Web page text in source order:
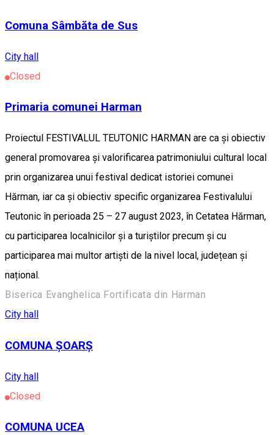
Comuna Sâmbăta de Sus
City hall
Closed
Primaria comunei Harman
Proiectul FESTIVALUL TEUTONIC HARMAN are ca și obiectiv
general promovarea și valorificarea patrimoniului cultural local
prin organizarea unui festival dedicat istoriei comunei
Hărman, iar ca și obiectiv specific organizarea Festivalului
Teutonic în perioada 25 – 27 august 2023, în Cetatea Hărman,
cu participarea localnicilor și a turiștilor precum și cu
participarea mai multor artiști de la nivel local, județean și
național.
Biserica Evanghelica Fortificata din Harman
City hall
COMUNA ȘOARȘ
City hall
Closed
COMUNA UCEA